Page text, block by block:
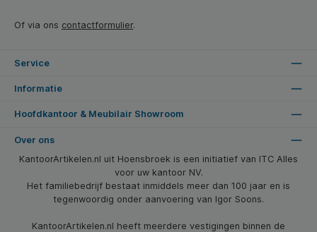
Of via ons contactformulier.
Service
Informatie
Hoofdkantoor & Meubilair Showroom
Over ons
KantoorArtikelen.nl uit Hoensbroek is een initiatief van ITC Alles
voor uw kantoor NV.
Het familiebedrijf bestaat inmiddels meer dan 100 jaar en is
tegenwoordig onder aanvoering van Igor Soons.
KantoorArtikelen.nl heeft meerdere vestigingen binnen de